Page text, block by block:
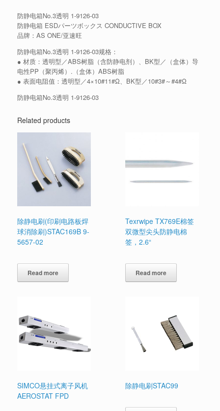
防静电箱No.3透明 1-9126-03
防静电箱 ESDパーツボックス CONDUCTIVE BOX
品牌：AS ONE/亚速旺
防静电箱No.3透明 1-9126-03规格：
● 材质：透明型／ABS树脂（含防静电剂）、BK型／（盒体）导
电性PP（聚丙烯）.（盒体）ABS树脂
● 表面电阻值：透明型／4×10#11#Ω、BK型／10#3#～#4#Ω
防静电箱No.3透明 1-9126-03
Related products
除静电刷(印刷电路板焊
球消除刷)STAC169B 9-
5657-02
Read more
Texrwipe TX769E棉签
双微型尖头防静电棉
签，2.6“
Read more
SIMCO悬挂式离子风机
AEROSTAT FPD
除静电刷STAC99